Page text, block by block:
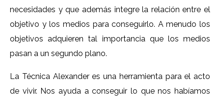
necesidades y que además integre la relación entre el
objetivo y los medios para conseguirlo. A menudo los
objetivos adquieren tal importancia que los medios
pasan a un segundo plano.
La Técnica Alexander es una herramienta para el acto
de vivir. Nos ayuda a conseguir lo que nos habíamos